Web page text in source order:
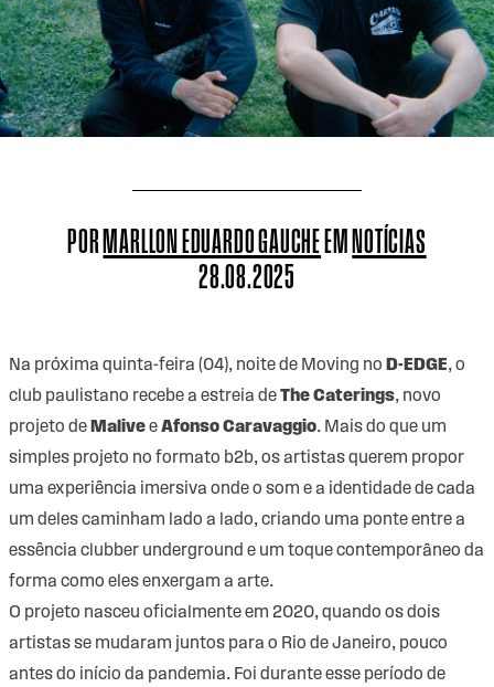
PORMARLLON EDUARDO GAUCHEEMNOTÍCIAS
28.08.2025
Na próxima quinta-feira (04), noite de Moving no D-EDGE, o
club paulistano recebe a estreia deThe Caterings, novo
projeto de MaliveeAfonso Caravaggio. Mais do que um
simples projeto no formato b2b, os artistas querem propor
uma experiência imersiva onde o som e a identidade de cada
um deles caminham lado a lado, criando uma ponte entre a
essência clubber underground e um toque contemporâneo da
forma como eles enxergam a arte.
O projeto nasceu oficialmente em 2020, quando os dois
artistas se mudaram juntos para o Rio de Janeiro, pouco
antes do início da pandemia. Foi durante esse período de